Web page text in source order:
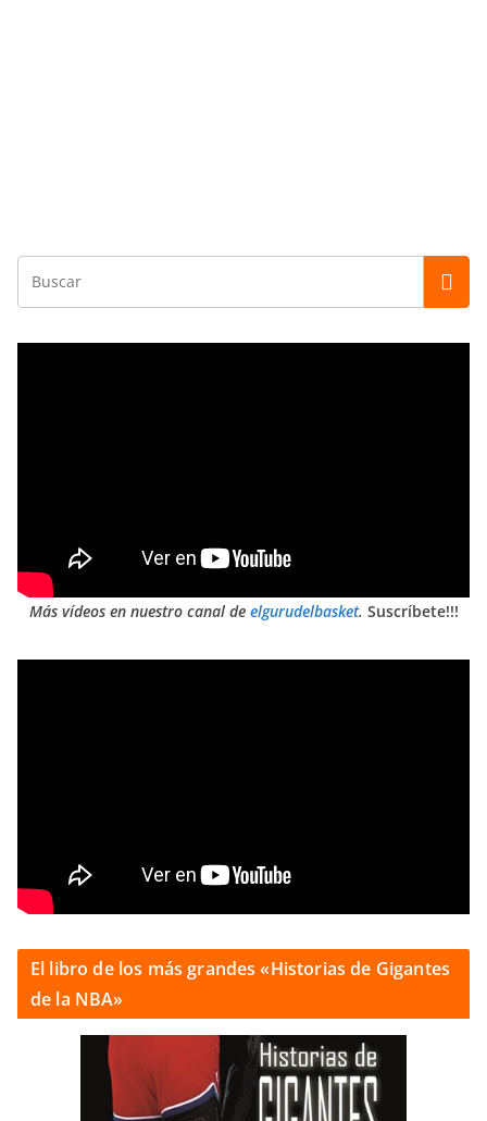
Más vídeos en nuestro canal de elgurudelbasket. Suscríbete!!!
El libro de los más grandes «Historias de Gigantes
de la NBA»